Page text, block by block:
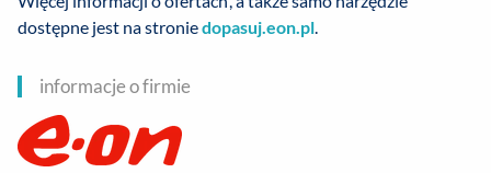
dostępne jest na stroniedopasuj.eon.pl.
informacje o firmie